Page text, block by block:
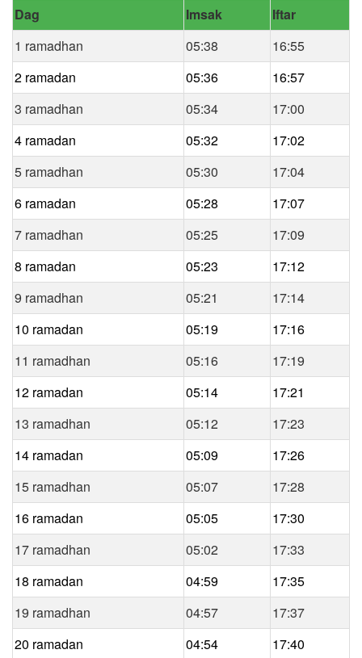
Dag
Imsak
Iftar
1 ramadhan
05:38
16:55
2 ramadan
05:36
16:57
3 ramadhan
05:34
17:00
4 ramadan
05:32
17:02
5 ramadhan
05:30
17:04
6 ramadan
05:28
17:07
7 ramadhan
05:25
17:09
8 ramadan
05:23
17:12
9 ramadhan
05:21
17:14
10 ramadan
05:19
17:16
11 ramadhan
05:16
17:19
12 ramadan
05:14
17:21
13 ramadhan
05:12
17:23
14 ramadan
05:09
17:26
15 ramadhan
05:07
17:28
16 ramadan
05:05
17:30
17 ramadhan
05:02
17:33
18 ramadan
04:59
17:35
19 ramadhan
04:57
17:37
20 ramadan
04:54
17:40